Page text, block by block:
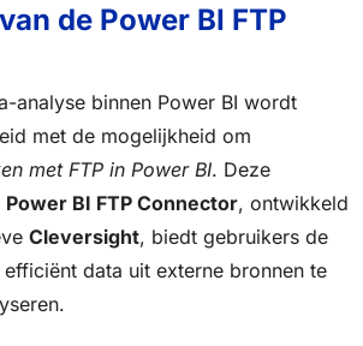
de Power BI FTP
analyse binnen Power BI wordt
met de mogelijkheid om
met FTP in Power BI. Deze
Power BI FTP Connector, ontwikkeld
Cleversight, biedt gebruikers de
data uit externe bronnen te